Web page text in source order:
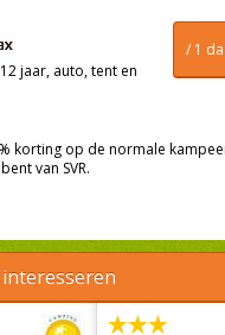
/ 1
jaar, auto, tent en
korting op de normale
van SVR.